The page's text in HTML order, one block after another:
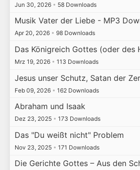
Jun 30, 2026 • 58 Downloads
Musik Vater der Liebe - MP3
Apr 20, 2026 • 98 Downloads
Das Königreich Gottes (oder des
Mrz 19, 2026 • 113 Downloads
Jesus unser Schutz, Satan der
Feb 09, 2026 • 162 Downloads
Abraham und Isaak
Dez 23, 2025 • 173 Downloads
Das "Du weißt nicht" Problem
Nov 23, 2025 • 171 Downloads
Die Gerichte Gottes – Aus den